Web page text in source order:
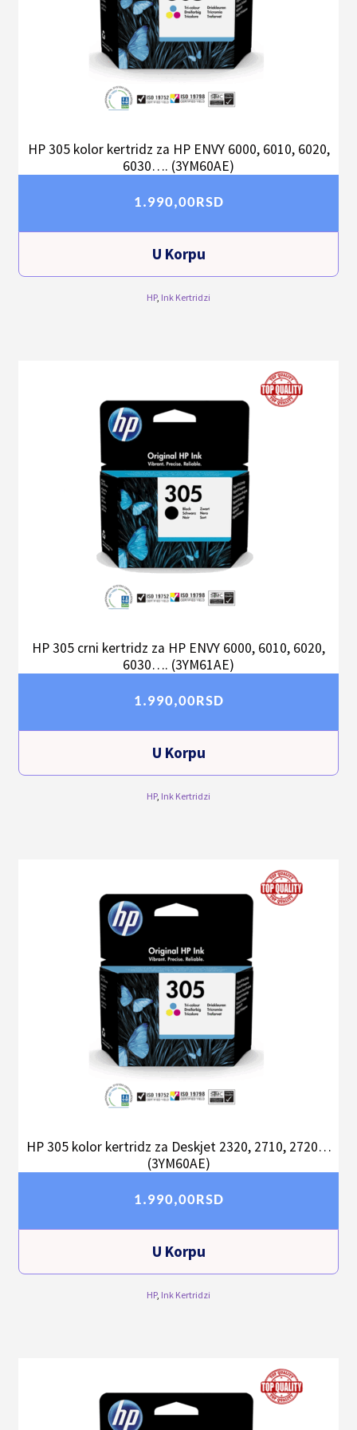
HP 305 kolor kertridz za HP ENVY 6000, 6010, 6020,
6030…. (3YM60AE)
1.990,00RSD
U Korpu
HP, Ink Kertridzi
HP 305 crni kertridz za HP ENVY 6000, 6010, 6020,
6030…. (3YM61AE)
1.990,00RSD
U Korpu
HP, Ink Kertridzi
HP 305 kolor kertridz za Deskjet 2320, 2710, 2720…
(3YM60AE)
1.990,00RSD
U Korpu
HP, Ink Kertridzi